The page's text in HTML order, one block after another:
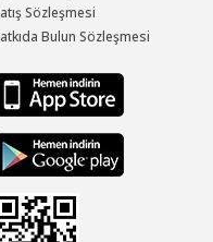
Sözleşmesi
Bulun Sözleşmesi